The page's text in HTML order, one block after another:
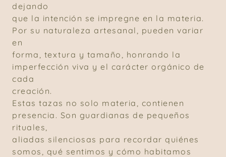
dejando
que la intención se impregne en la materia.
Por su naturaleza artesanal, pueden variar
en
forma, textura y tamaño, honrando la
imperfección viva y el carácter orgánico de
cada
creación.
Estas tazas no solo materia, contienen
presencia. Son guardianas de pequeños
rituales,
aliadas silenciosas para recordar quiénes
somos, qué sentimos y cómo habitamos